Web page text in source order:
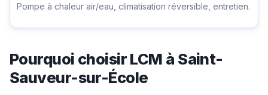
Pompe à chaleur air/eau, climatisation réversible, entretien.
Pourquoi choisir LCM à Saint-
Sauveur-sur-École